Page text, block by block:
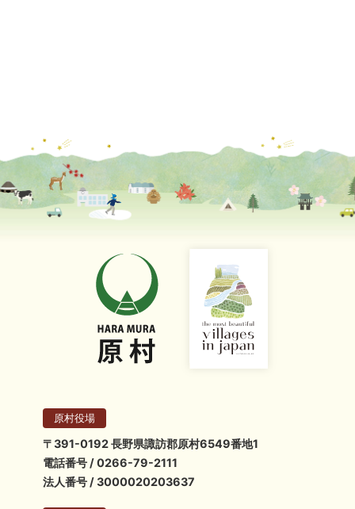
原村役場
〒391-0192 長野県諏訪郡原村6549番地1
電話番号 / 0266-79-2111
法人番号 / 3000020203637